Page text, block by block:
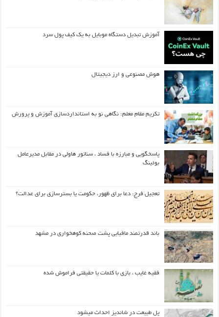
آموزش تبدیل دستگاه موبایل به یک کیف‌ پول سرد
هوش مصنوعی و ارز دیجیتال
تکریم مقام معلم: نگاهی نو به استانداردسازی آموزش و پرورش
پاسخگویی و مبارزه با فساد ، سناتور هاولی در مقابل مدیرعامل
بوئینگ
تعجیل فرج: دعا برای ظهور، حکومت یا بسترسازی برای عدالت؟
باند قدرتمند مافیایی پشت صحنه کوهخواری در مشهد
فقیه غایب ، بازی با کلمات یا حقیقتی فراموش شده
پل طبیعت در شاندیز احداث میشود